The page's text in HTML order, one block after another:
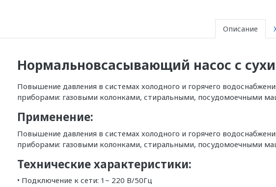
Описание
Нормальновсасывающий насос с
Повышение давления в системах холодного и горячего
приборами: газовыми колонками, стиральными, посудомоечными
Применение:
Повышение давления в системах холодного и горячего
приборами: газовыми колонками, стиральными, посудомоечными
Технические характеристики:
• Подключение к сети: 1~ 220 В/50Гц